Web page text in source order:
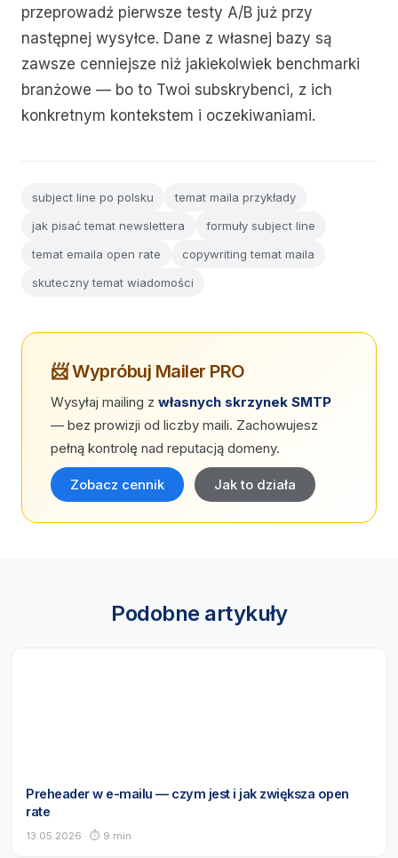
przeprowadź pierwsze testy A/B już przy
następnej wysyłce. Dane z własnej bazy są
zawsze cenniejsze niż jakiekolwiek benchmarki
branżowe — bo to Twoi subskrybenci, z ich
konkretnym kontekstem i oczekiwaniami.
subject line po polsku
temat maila przykłady
jak pisać temat newslettera
formuły subject line
temat emaila open rate
copywriting temat maila
skuteczny temat wiadomości
📨 Wypróbuj Mailer PRO
Wysyłaj mailing z własnych skrzynek SMTP
— bez prowizji od liczby maili. Zachowujesz
pełną kontrolę nad reputacją domeny.
Zobacz cennik Jak to działa
Podobne artykuły
Preheader w e-mailu — czym jest i jak zwiększa open
rate
13.05.2026 · ⏱ 9 min